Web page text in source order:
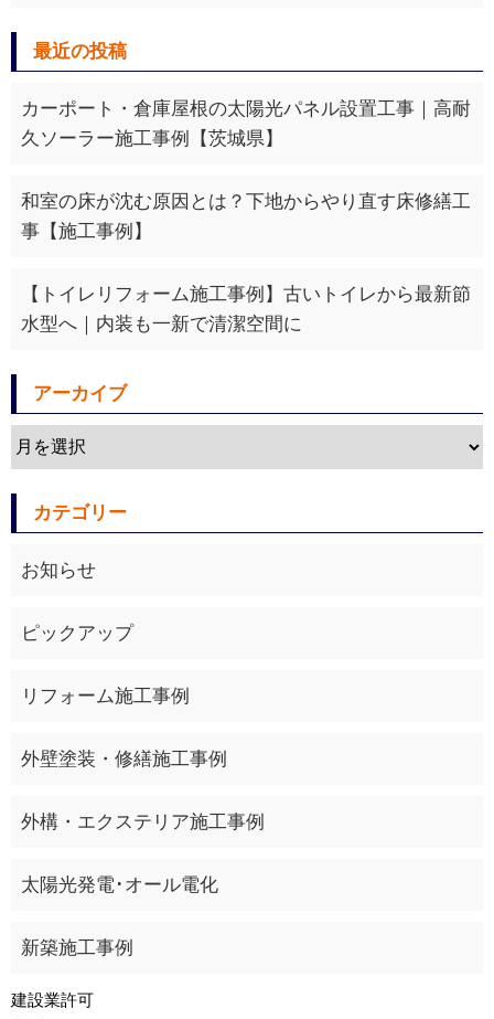
最近の投稿
カーポート・倉庫屋根の太陽光パネル設置工事｜高耐
久ソーラー施工事例【茨城県】
和室の床が沈む原因とは？下地からやり直す床修繕工
事【施工事例】
【トイレリフォーム施工事例】古いトイレから最新節
水型へ｜内装も一新で清潔空間に
アーカイブ
カテゴリー
お知らせ
ピックアップ
リフォーム施工事例
外壁塗装・修繕施工事例
外構・エクステリア施工事例
太陽光発電･オール電化
新築施工事例
建設業許可